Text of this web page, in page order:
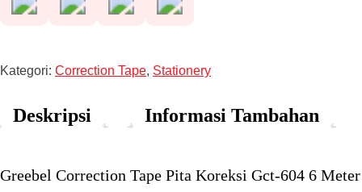
Kategori: Correction Tape, Stationery
Deskripsi Informasi Tambahan
Greebel Correction Tape Pita Koreksi Gct-604 6